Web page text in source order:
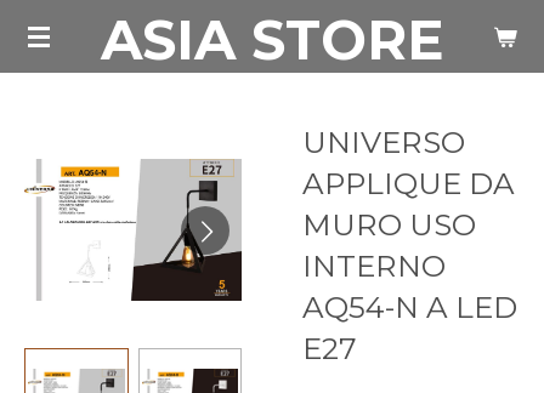
Vai
ASIA STORE
UNIVERSO
APPLIQUE DA
MURO USO
INTERNO
AQ54-N A LED
E27